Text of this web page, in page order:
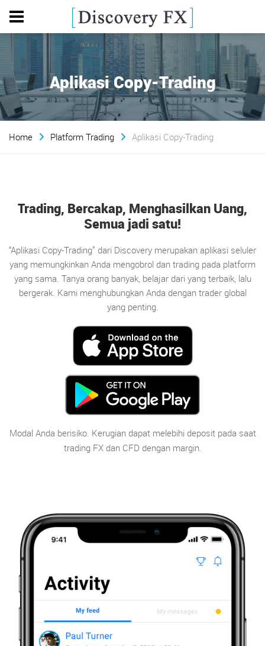
Aplikasi Copy-Trading
Home Platform Trading Aplikasi Copy-Trading
Trading, Bercakap, Menghasilkan Uang,
Semua jadi satu!
“Aplikasi Copy-Trading” dari Discovery merupakan aplikasi seluler
yang memungkinkan Anda mengobrol dan trading pada platform
yang sama. Tanya orang banyak, belajar dari yang terbaik, lalu
bergerak. Kami menghubungkan Anda dengan trader global
yang penting.
Modal Anda berisiko. Kerugian dapat melebihi deposit pada saat
trading FX dan CFD dengan margin.